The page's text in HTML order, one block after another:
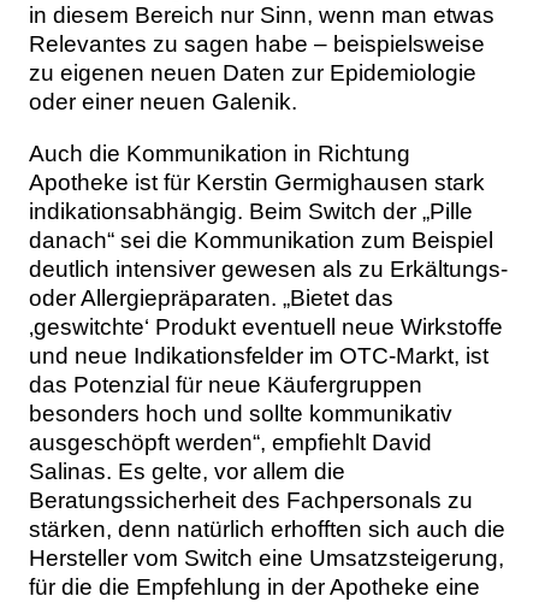
in diesem Bereich nur Sinn, wenn man etwas
Relevantes zu sagen habe – beispielsweise
zu eigenen neuen Daten zur Epidemiologie
oder einer neuen Galenik.
Auch die Kommunikation in Richtung
Apotheke ist für Kerstin Germighausen stark
indikationsabhängig. Beim Switch der „Pille
danach“ sei die Kommunikation zum Beispiel
deutlich intensiver gewesen als zu Erkältungs-
oder Allergiepräparaten. „Bietet das
‚geswitchte‘ Produkt eventuell neue Wirkstoffe
und neue Indikationsfelder im OTC-Markt, ist
das Potenzial für neue Käufergruppen
besonders hoch und sollte kommunikativ
ausgeschöpft werden“, empfiehlt David
Salinas. Es gelte, vor allem die
Beratungssicherheit des Fachpersonals zu
stärken, denn natürlich erhofften sich auch die
Hersteller vom Switch eine Umsatzsteigerung,
für die die Empfehlung in der Apotheke eine